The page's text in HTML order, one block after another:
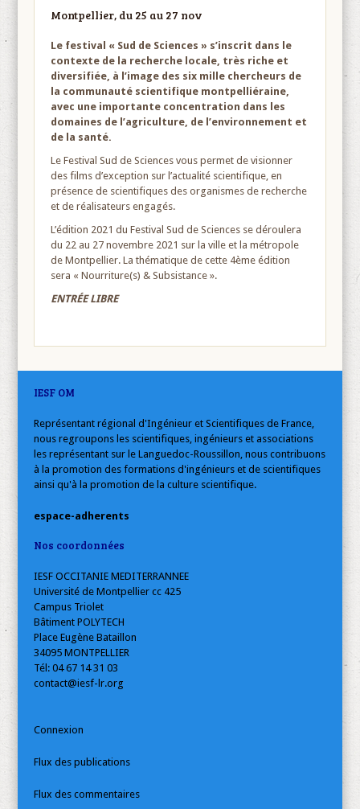
Montpellier, du 25 au 27 nov
Le festival « Sud de Sciences » s’inscrit dans le
contexte de la recherche locale, très riche et
diversifiée, à l’image des six mille chercheurs de
la communauté scientifique montpelliéraine,
avec une importante concentration dans les
domaines de l’agriculture, de l’environnement et
de la santé.
​Le Festival Sud de Sciences vous permet de visionner
des films d’exception sur l’actualité scientifique, en
présence de scientifiques des organismes de recherche
et de réalisateurs engagés.
​L’édition 2021 du Festival Sud de Sciences se déroulera
du 22 au 27 novembre 2021 sur la ville et la métropole
de Montpellier. La thématique de cette 4ème édition
sera « Nourriture(s) & Subsistance ».
ENTRÉE LIBRE
IESF OM
Représentant régional d'Ingénieur et Scientifiques de France,
nous regroupons les scientifiques, ingénieurs et associations
les représentant sur le Languedoc-Roussillon, nous contribuons
à la promotion des formations d'ingénieurs et de scientifiques
ainsi qu'à la promotion de la culture scientifique.
espace-adherents
Nos coordonnées
IESF OCCITANIE MEDITERRANNEE
Université de Montpellier cc 425
Campus Triolet
Bâtiment POLYTECH
Place Eugène Bataillon
34095 MONTPELLIER
Tél: 04 67 14 31 03
contact@iesf-lr.org
Connexion
Flux des publications
Flux des commentaires